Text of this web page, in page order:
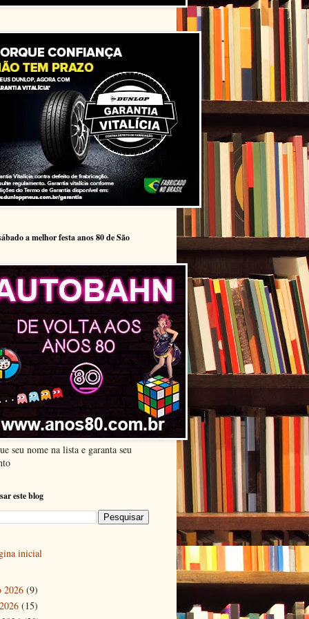
a melhor festa anos 80 de São
seu nome na lista e garanta seu
este blog
inicial
2026 (9)
(15)